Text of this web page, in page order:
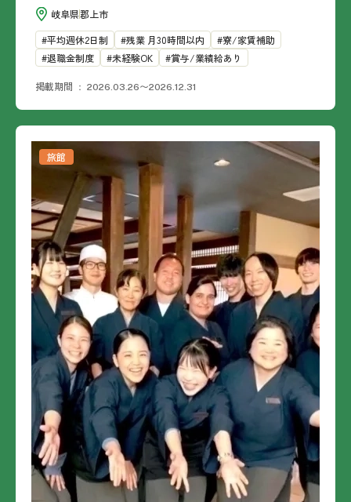
岐阜県郡上市
平均週休2日制
残業 月30時間以内
寮/家賃補助
退職金制度
未経験OK 賞与/業績給あり
掲載期間 2026.03.26〜2026.12.31
旅館